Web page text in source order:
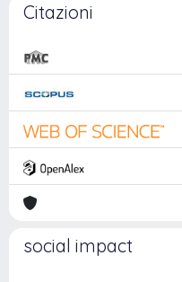
Citazioni
social impact